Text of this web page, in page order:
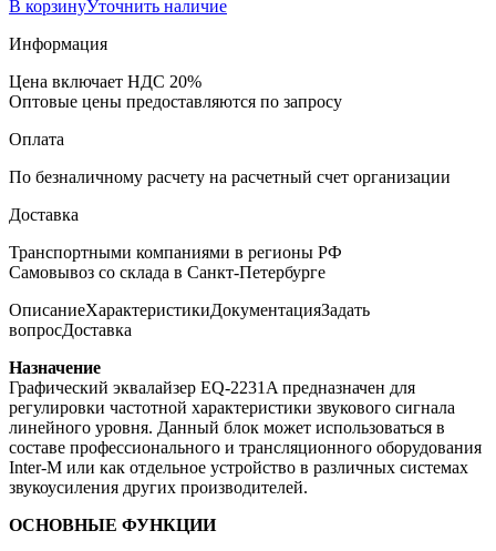
В корзинуУточнить наличие
Информация
Цена включает НДС 20%
Оптовые цены предоставляются по запросу
Оплата
По безналичному расчету на расчетный счет организации
Доставка
Транспортными компаниями в регионы РФ
Самовывоз со склада в Санкт-Петербурге
ОписаниеХарактеристикиДокументацияЗадать
вопросДоставка
Назначение
Графический эквалайзер EQ-2231A предназначен для
регулировки частотной характеристики звукового сигнала
линейного уровня. Данный блок может использоваться в
составе профессионального и трансляционного оборудования
Inter-M или как отдельное устройство в различных системах
звукоусиления других производителей.
ОСНОВНЫЕ ФУНКЦИИ